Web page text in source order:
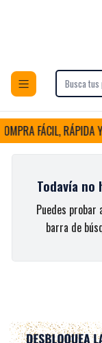
MyH
FÁCIL, RÁPIDA
Todavía
Puedes
barra de